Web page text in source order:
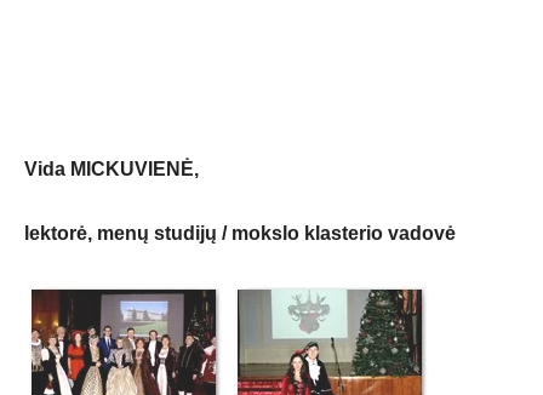
Vida MICKUVIENĖ,
lektorė, menų studijų / mokslo klasterio vadovė